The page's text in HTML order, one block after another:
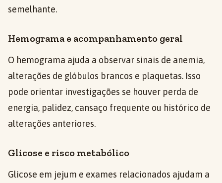
semelhante.
Hemograma e acompanhamento geral
O hemograma ajuda a observar sinais de anemia,
alterações de glóbulos brancos e plaquetas. Isso
pode orientar investigações se houver perda de
energia, palidez, cansaço frequente ou histórico de
alterações anteriores.
Glicose e risco metabólico
Glicose em jejum e exames relacionados ajudam a